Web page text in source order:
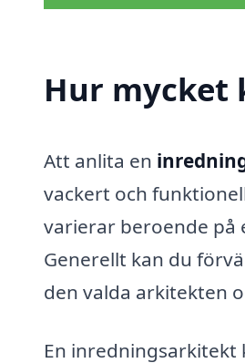
Hur mycket
Att anlita en
vackert och
varierar beroende på
Generellt kan du
den valda arkitekten
En inredningsarkitekt